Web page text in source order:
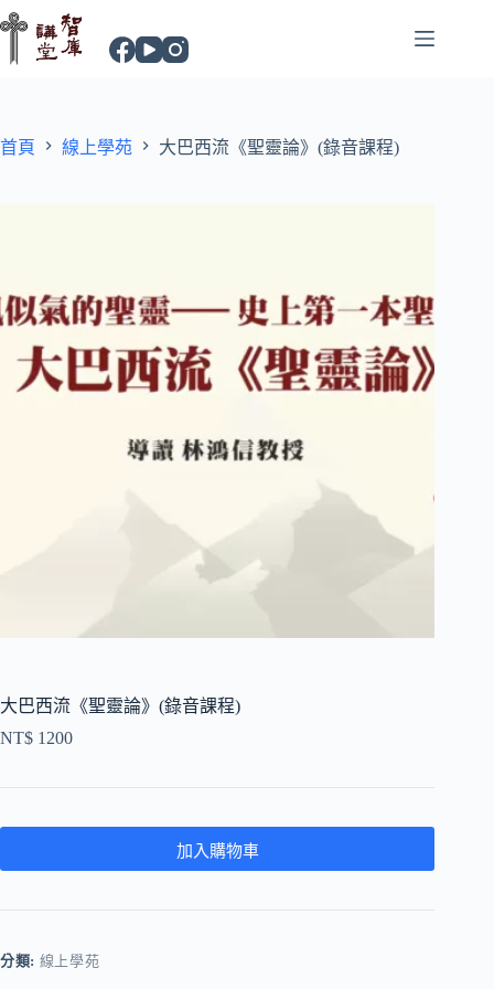
首頁 線上學苑 大巴西流《聖靈論》(錄音課程)
大巴西流《聖靈論》(錄音課程)
NT$ 1200
加入購物車
分類: 線上學苑